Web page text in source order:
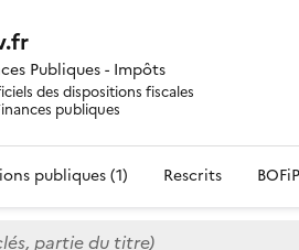
Publiques - Impôts
des dispositions fiscales
publiques
publiques (1) Rescrits
partie du titre)